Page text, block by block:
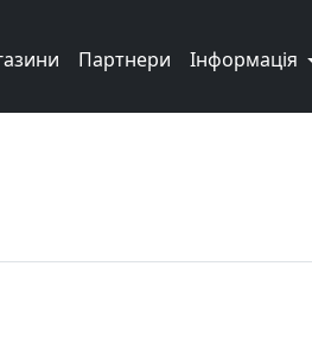
Партнери Інформація